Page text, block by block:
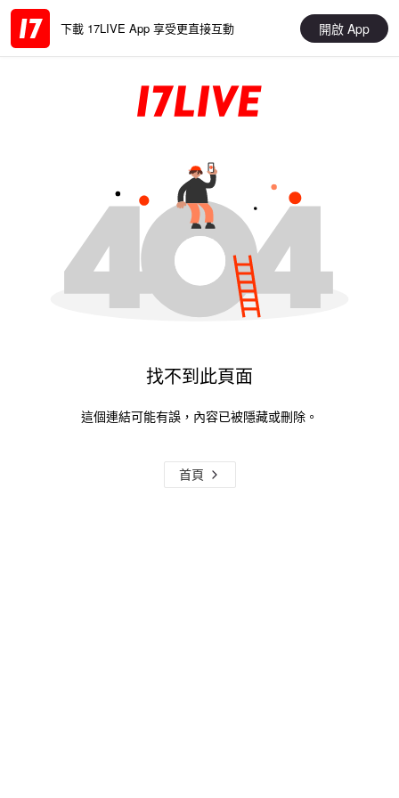
下載 17LIVE App 享受更直接互動 開啟 App
找不到此頁面
這個連結可能有誤，內容已被隱藏或刪除。
首頁